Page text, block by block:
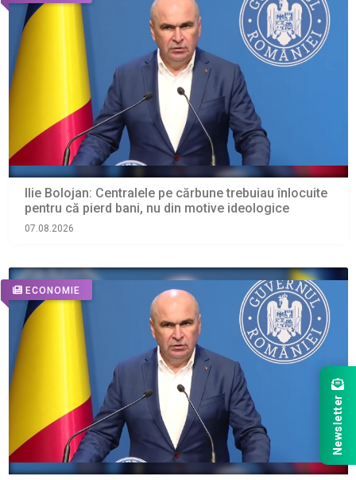
Ilie Bolojan: Centralele pe cărbune trebuiau înlocuite
pentru că pierd bani, nu din motive ideologice
07.08.2026
ECONOMIE
Newsletter